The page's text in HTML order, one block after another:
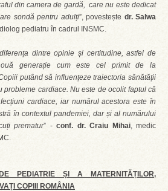
din camera de gardă, care nu este dedicat
sondă pentru adulți”, povestește dr. Salwa
pediatru în cadrul INSMC.
dintre opinie și certitudine, astfel de
generație cum este cel primit de la
putând să influențeze traiectoria sănătății
probleme cardiace. Nu este de ocolit faptul că
cardiace, iar numărul acestora este în
în contextul pandemiei, dar și al numărului
prematur” - conf. dr. Craiu Mihai, medic
PEDIATRIE ȘI A MATERNITĂȚILOR,
COPIII ROMÂNIA